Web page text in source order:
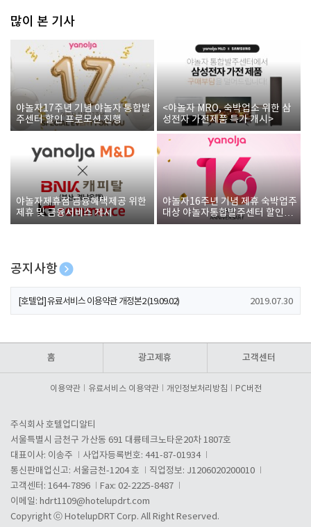
많이 본 기사
야놀자17주년 기념 야놀자 통합발
주센터 할인 프로모션 진행
<야놀자 MRO, 숙박업소 위한 삼
성전자 가전제품 특가 개시>
야놀자제휴점 금융혜택제공 위한
제휴 및 금융서비스 게시
야놀자16주년 기념 제휴 숙박업주
대상 야놀자통합발주센터 할인쿠
폰 증정
공지사항
[호텔업] 개인정보 처리방침 개정본1 (19.09.02)
[호텔업] 유료서비스 이용약관 개정본2 (19.09.02) 2019.07.30
홈 광고제휴 고객센터
이용약관 유료서비스 이용약관 개인정보처리방침 PC버전
주식회사 호텔업디알티
서울특별시 금천구 가산동 691 대륭테크노타운20차 1807호
대표이사: 이송주
사업자등록번호: 441-87-01934
통신판매업신고: 서울금천-1204 호
직업정보: J1206020200010
고객센터: 1644-7896
Fax: 02-2225-8487
이메일: hdrt1109@hotelupdrt.com
Copyright ⓒ HotelupDRT Corp. All Right Reserved.